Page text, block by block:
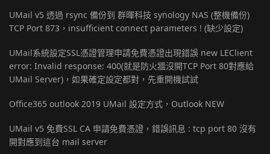
UMail v5 透過 rsync 備份到 群暉科技 synology NAS (整機備份)
TCP Port 873，insufficient connect parameters ! (缺少設定)
UMail系統設定SSL憑證管理申請免費憑證出現錯誤 new LEClient
error: Invalid response: 400(就是防火牆沒開TCP Port 80對應給
UMail Server)，如果確定設定都對，先重開機試試
Office365 outlook 2019 UMail 設定方式，Outlook NEW
UMail v5 免費SSL CA 申請免費憑證，錯誤訊息 : tcp port 80 沒有
開對應到這台 mail server